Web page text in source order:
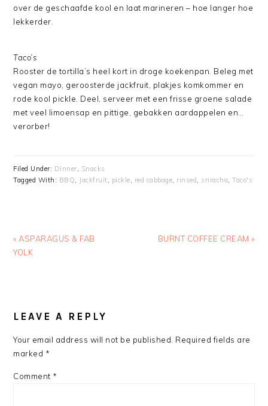
over de geschaafde kool en laat marineren – hoe langer hoe
lekkerder.
Taco’s
Rooster de tortilla’s heel kort in droge koekenpan. Beleg met
vegan mayo, geroosterde jackfruit, plakjes komkommer en
rode kool pickle. Deel, serveer met een frisse groene salade
met veel limoensap en pittige, gebakken aardappelen en…
verorber!
Filed Under: Dinner, Snacks
Tagged With: BBQ, Jackfruit, pickle, red cabbage, rinsed , sriracha,Taco's
Previous
Post:
« ASPARAGUS & FAB
YOLK
Next
BURNT COFFEE CREAM »
INTERACTIONS
LEAVE A REPLY
Your email address will not be published. Required fields are
marked *
Comment *